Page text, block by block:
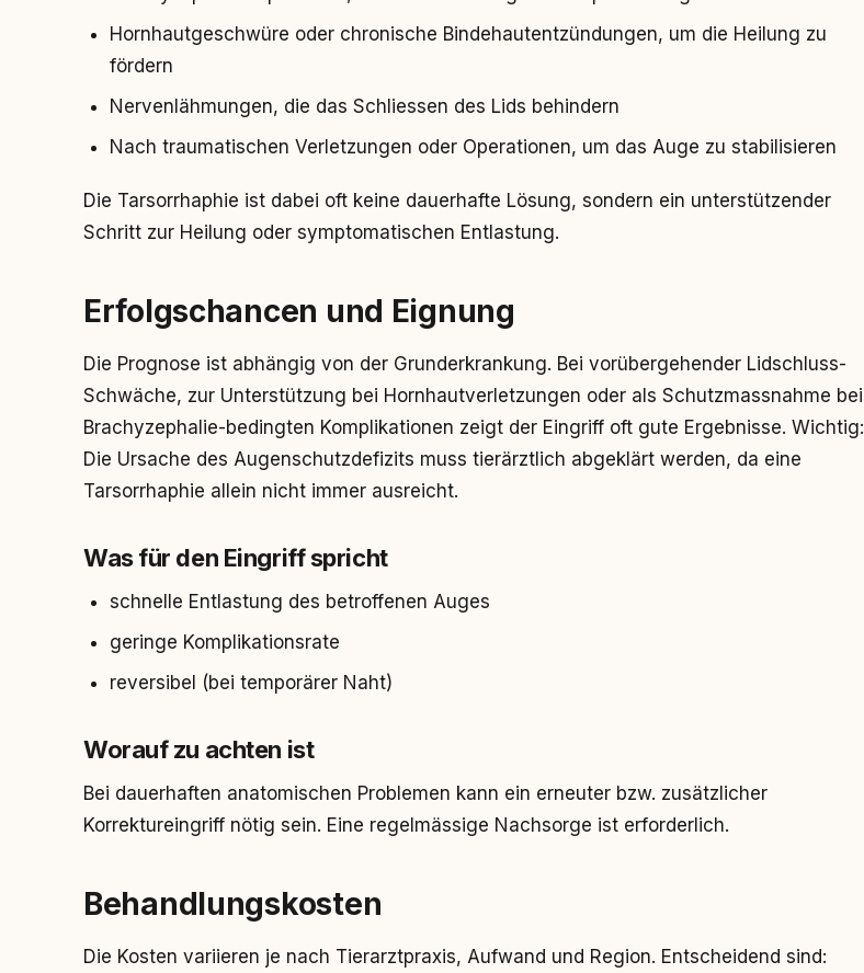
Hornhautgeschwüre oder chronische Bindehautentzündungen, um die Heilung zu
fördern
Nervenlähmungen, die das Schliessen des Lids behindern
Nach traumatischen Verletzungen oder Operationen, um das Auge zu stabilisieren
Die Tarsorrhaphie ist dabei oft keine dauerhafte Lösung, sondern ein unterstützender
Schritt zur Heilung oder symptomatischen Entlastung.
Erfolgschancen und Eignung
Die Prognose ist abhängig von der Grunderkrankung. Bei vorübergehender Lidschluss-
Schwäche, zur Unterstützung bei Hornhautverletzungen oder als Schutzmassnahme bei
Brachyzephalie-bedingten Komplikationen zeigt der Eingriff oft gute Ergebnisse. Wichtig:
Die Ursache des Augenschutzdefizits muss tierärztlich abgeklärt werden, da eine
Tarsorrhaphie allein nicht immer ausreicht.
Was für den Eingriff spricht
schnelle Entlastung des betroffenen Auges
geringe Komplikationsrate
reversibel (bei temporärer Naht)
Worauf zu achten ist
Bei dauerhaften anatomischen Problemen kann ein erneuter bzw. zusätzlicher
Korrektureingriff nötig sein. Eine regelmässige Nachsorge ist erforderlich.
Behandlungskosten
Die Kosten variieren je nach Tierarztpraxis, Aufwand und Region. Entscheidend sind: